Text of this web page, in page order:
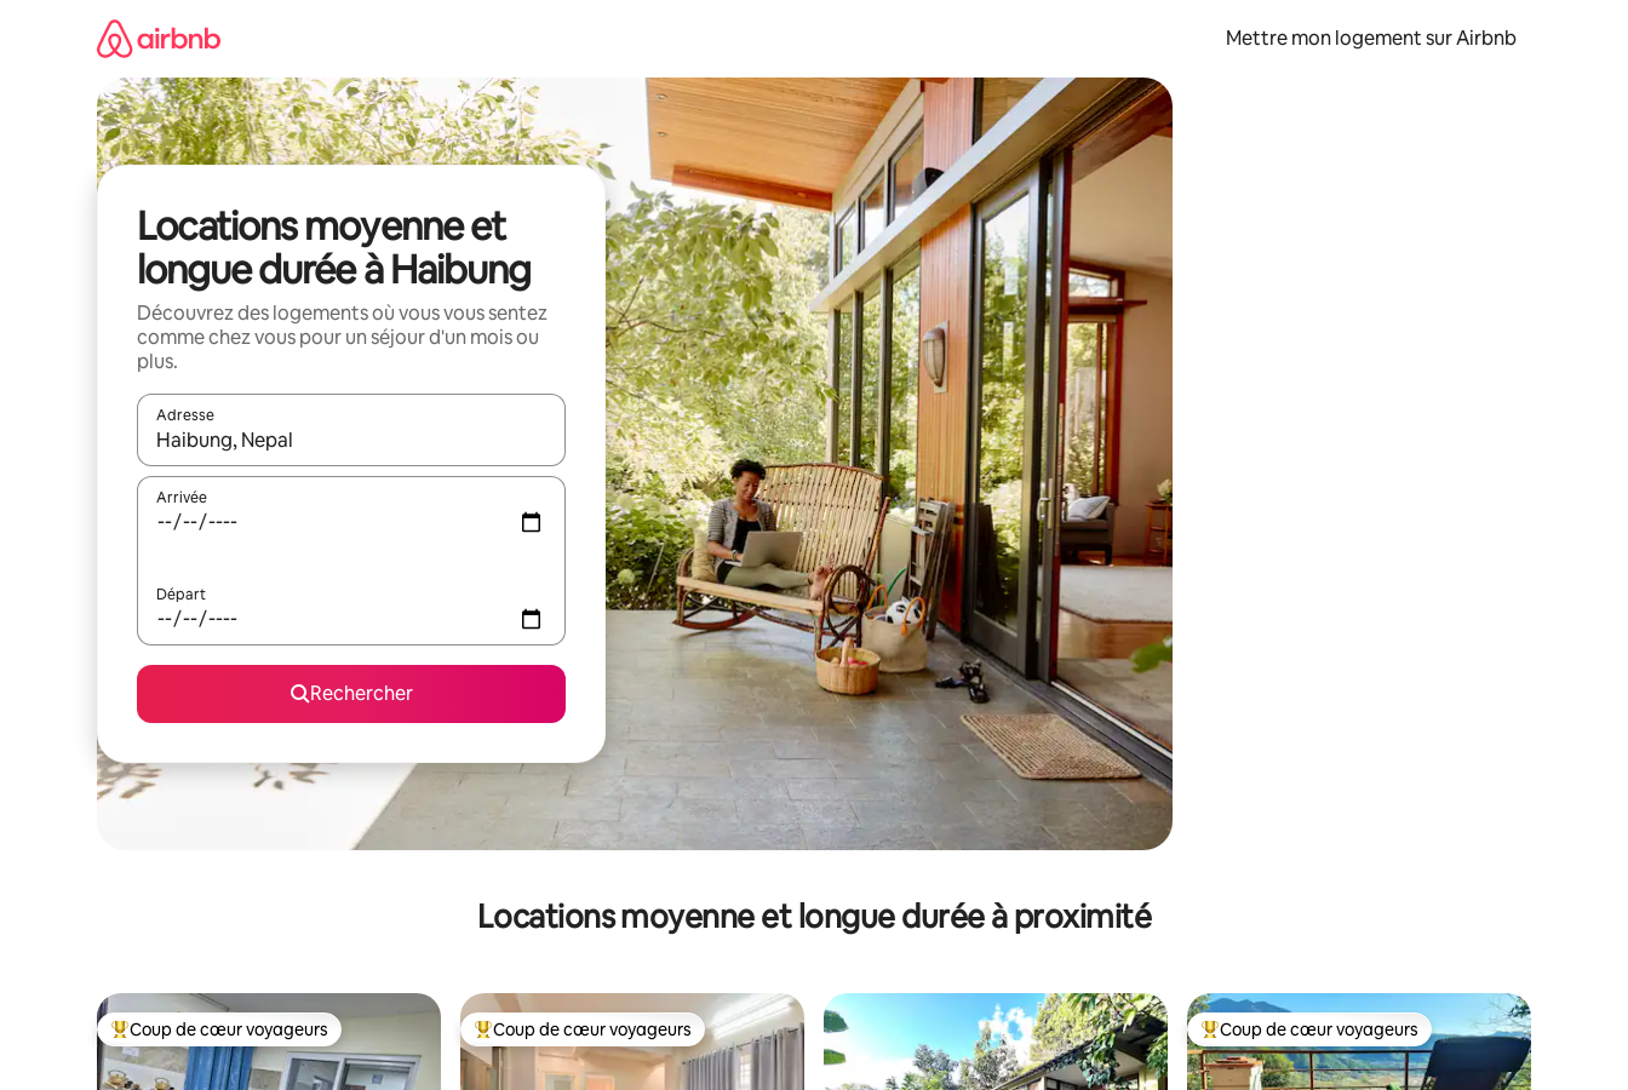
Mettre mon logement sur Airbnb
Locations moyenne et
longue durée à Haibung
Découvrez des logements où vous vous sentez
comme chez vous pour un séjour d'un mois ou
plus.
Adresse
Lorsque les résultats s'affichent, utilisez les flèches vers le haut et vers le bas pour les parcourir ou en appuyant et en faisant glisser.
Arrivée
Départ
Rechercher
Locations moyenne et longue durée à proximité
Coups de cœur voyageurs les plus appréciés
Coup de cœur voyageurs Coups de cœur voyageurs les plus appréciés
Coup de cœur voyageurs Coups de cœur voyageurs les plus appréciés
Coup de cœur voyageurs